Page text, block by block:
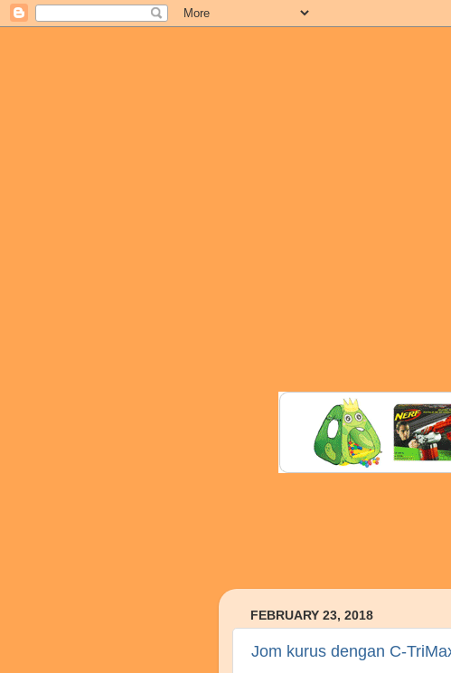
FEBRUARY 23, 2018
Jom kurus dengan C-